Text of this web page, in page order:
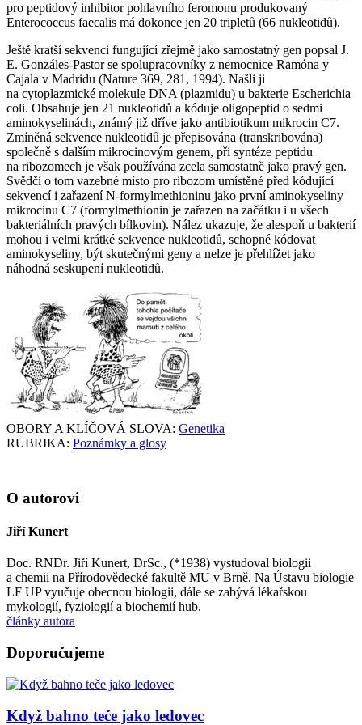
pro peptidový inhibitor pohlavního feromonu produkovaný
Enterococcus faecalis má dokonce jen 20 tripletů (66 nukleotidů).
Ještě kratší sekvenci fungující zřejmě jako samostatný gen popsal J.
E. Gonzáles-Pastor se spolupracovníky z nemocnice Ramóna y
Cajala v Madridu (Nature 369, 281, 1994). Našli ji
na cytoplazmické molekule DNA (plazmidu) u bakterie Escherichia
coli. Obsahuje jen 21 nukleotidů a kóduje oligopeptid o sedmi
aminokyselinách, známý již dříve jako antibiotikum mikrocin C7.
Zmíněná sekvence nukleotidů je přepisována (transkribována)
společně s dalším mikrocinovým genem, při syntéze peptidu
na ribozomech je však používána zcela samostatně jako pravý gen.
Svědčí o tom vazebné místo pro ribozom umístěné před kódující
sekvencí i zařazení N-formylmethioninu jako první aminokyseliny
mikrocinu C7 (formylmethionin je zařazen na začátku i u všech
bakteriálních pravých bílkovin). Nález ukazuje, že alespoň u bakterií
mohou i velmi krátké sekvence nukleotidů, schopné kódovat
aminokyseliny, být skutečnými geny a nelze je přehlížet jako
náhodná seskupení nukleotidů.
OBORY A KLÍČOVÁ SLOVA: Genetika
RUBRIKA: Poznámky a glosy
O autorovi
Jiří Kunert
Doc. RNDr. Jiří Kunert, DrSc., (*1938) vystudoval biologii
a chemii na Přírodovědecké fakultě MU v Brně. Na Ústavu biologie
LF UP vyučuje obecnou biologii, dále se zabývá lékařskou
mykologií, fyziologií a biochemií hub.
články autora
Doporučujeme
Když bahno teče jako ledovec